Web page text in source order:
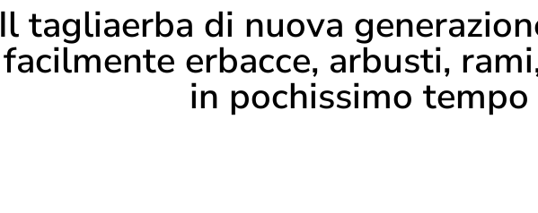
Il tagliaerba di nuova
facilmente erbacce, arbusti,
in pochissimo tempo